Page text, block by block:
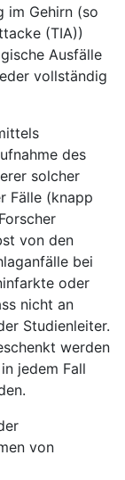
im Gehirn (so
(TIA))
Ausfälle
vollständig
des
solcher
Fälle (knapp
von den
bei
oder
nicht an
Studienleiter.
werden
jedem Fall
von